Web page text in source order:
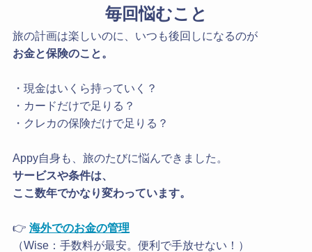
毎回悩むこと
旅の計画は楽しいのに、いつも後回しになるのが
お金と保険のこと。
・現金はいくら持っていく？
・カードだけで足りる？
・クレカの保険だけで足りる？
Appy自身も、旅のたびに悩んできました。
サービスや条件は、
ここ数年でかなり変わっています。
👉 海外でのお金の管理
（Wise：手数料が最安。便利で手放せない！）